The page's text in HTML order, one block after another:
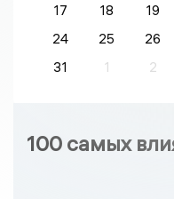
17
18 19
24
25 26
31
1 2
100 самых